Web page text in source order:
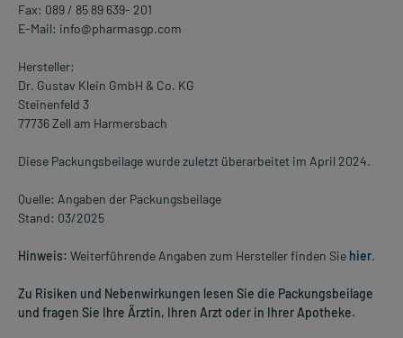
Fax: 089 / 85 89 639- 201
E-Mail: info@pharmasgp.com
Hersteller:
Dr. Gustav Klein GmbH & Co. KG
Steinenfeld 3
77736 Zell am Harmersbach
Diese Packungsbeilage wurde zuletzt überarbeitet im April 2024.
Quelle: Angaben der Packungsbeilage
Stand: 03/2025
Hinweis: Weiterführende Angaben zum Hersteller finden Sie hier.
Zu Risiken und Nebenwirkungen lesen Sie die Packungsbeilage
und fragen Sie Ihre Ärztin, Ihren Arzt oder in Ihrer Apotheke.